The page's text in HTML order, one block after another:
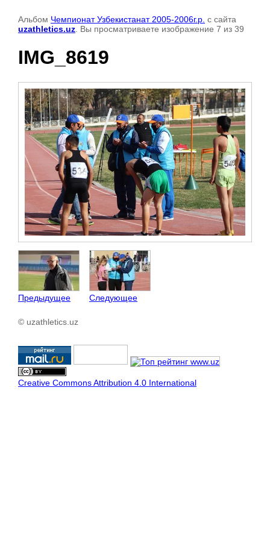
Альбом Чемпионат Узбекистанат 2005-2006г.р. с сайта
uzathletics.uz . Вы просматриваете изображение 7 из 39
IMG_8619
Предыдущее Следующее
© uzathletics.uz
Creative Commons Attribution 4.0 International